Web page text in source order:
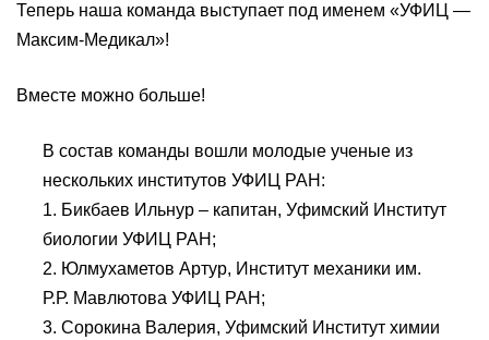
Теперь наша команда выступает под именем «УФИЦ —
Максим-Медикал»!
Вместе можно больше!
В состав команды вошли молодые ученые из
нескольких институтов УФИЦ РАН:
1. Бикбаев Ильнур – капитан, Уфимский Институт
биологии УФИЦ РАН;
2. Юлмухаметов Артур, Институт механики им.
Р.Р. Мавлютова УФИЦ РАН;
3. Сорокина Валерия, Уфимский Институт химии